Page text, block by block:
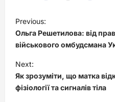
P
o
s
t
n
a
Previous:
Ольга Решетилова: від
військового омбудсмана
Next:
Як зрозуміти, що матка
фізіології та сигналів тіла